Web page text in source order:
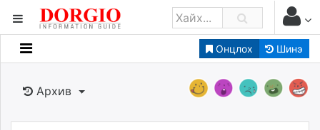
Онцлох Шинэ
Мэдээллийн
Банк санхүү
Бизнес ААН
Архив